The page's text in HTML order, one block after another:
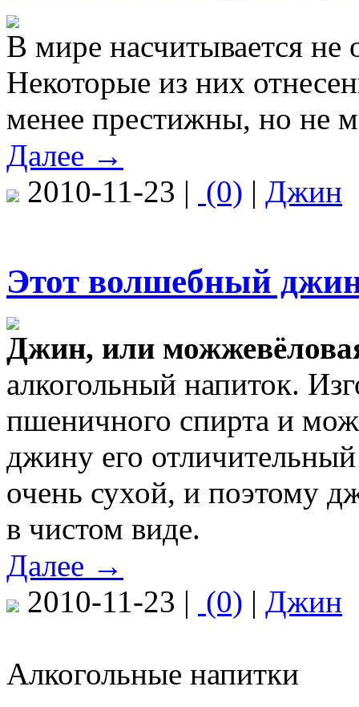
В мире насчитывается
Некоторые из них
менее престижны, но не
Далее →
2010-11-23 | (0) | Джин
Этот волшебный
Джин, или
алкогольный напиток.
пшеничного спирта и
джину его
очень сухой, и поэтому
в чистом виде.
Далее →
2010-11-23 | (0) | Джин
Алкогольные напитки